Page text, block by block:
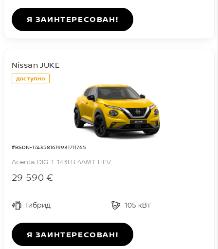
Я ЗАИНТЕРЕСОВАН!
доступно
#BSDN-1743581619931711765
Nissan JUKE
Acenta DIG-T 143HJ 4AMT HEV
29 590 €
Гибрид 105 кВт
Я ЗАИНТЕРЕСОВАН!